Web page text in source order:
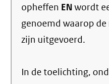
opheffen EN wordt
genoemd waarop
zijn uitgevoerd.
In de toelichting,